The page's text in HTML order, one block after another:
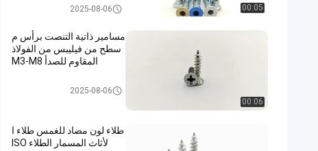
00:05
مسامير ذاتية اللولبة من الفولاذ الم
2025-08-06
00:06
مسامير ذاتية التنصت برأس م
سطح من فيليبس من الفولاذ
المقاوم للصدأ M3-M8
مسامير ذاتية اللولبة من الفولاذ الم
2025-08-06
طلاء لون مضاد للغمس طلاء ا
لأثاث المسمار الطلاء ISO